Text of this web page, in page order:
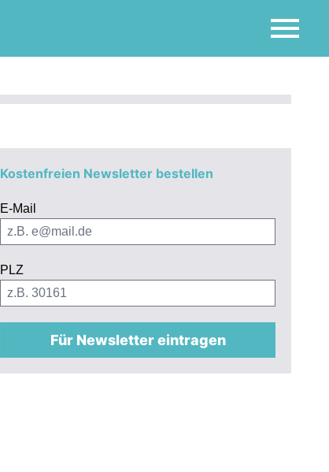
Kostenfreien Newsletter bestellen
E-Mail
PLZ
Für Newsletter eintragen